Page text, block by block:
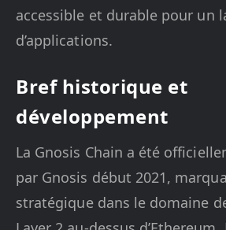
accessible et durable pour un
d’applications.
Bref historique et
développement
La Gnosis Chain a été
par Gnosis début 2021,
stratégique dans le domaine